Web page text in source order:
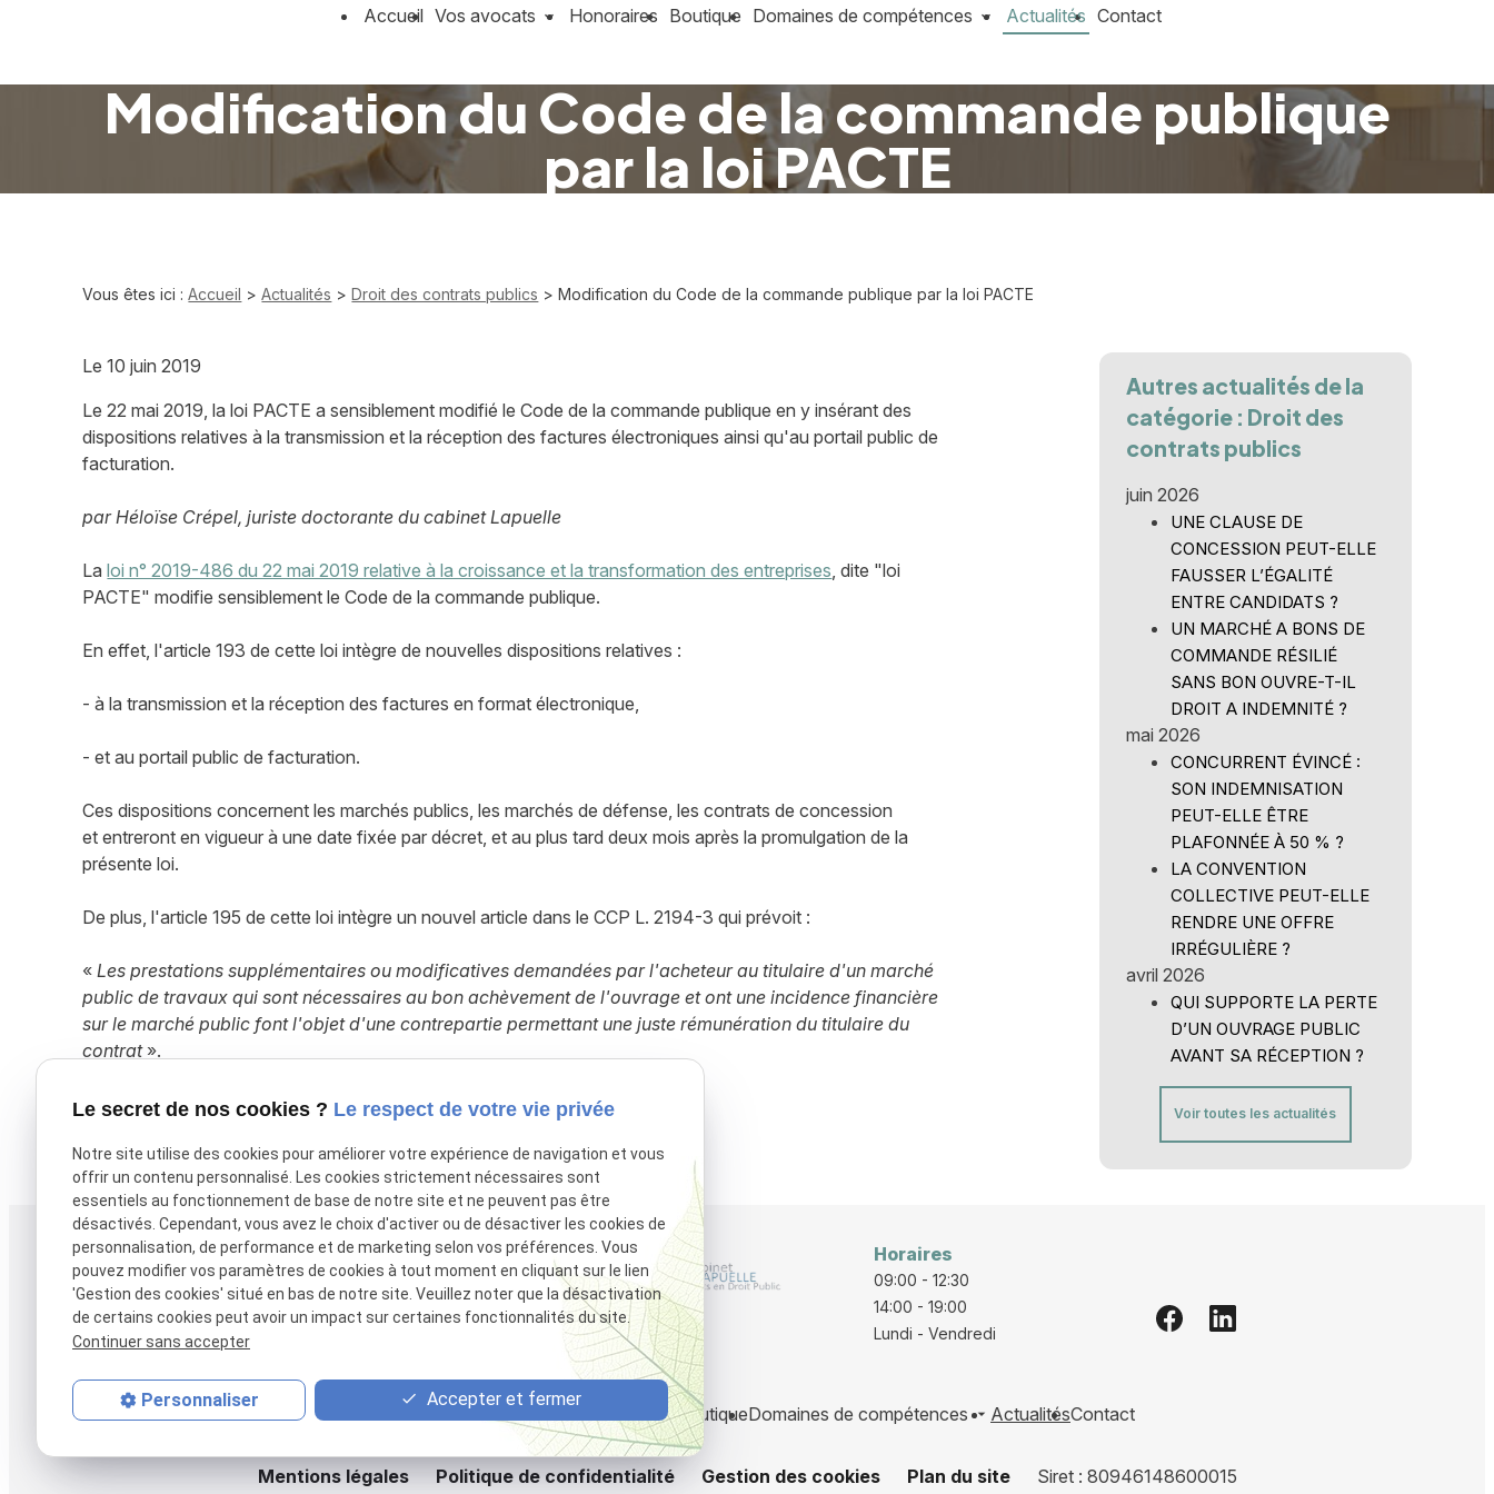
Accueil Vos avocats Honoraires Boutique Domaines de compétences Actualités Contact
Modification du Code de la commande publique
par la loi PACTE
Vous êtes ici : Accueil >Actualités >Droit des contrats publics > Modification du Code de la commande publique par la loi PACTE
Le10 juin 2019
Le 22 mai 2019, la loi PACTE a sensiblement modifié le Code de la commande publique en y insérant des
dispositions relatives à la transmission et la réception des factures électroniques ainsi qu'au portail public de
facturation.
par Héloïse Crépel, juriste doctorante du cabinet Lapuelle
Laloi n° 2019-486 du 22 mai 2019 relative à la croissance et la transformation des entreprises , dite "loi
PACTE" modifie sensiblement le Code de la commande publique.
En effet, l'article 193 de cette loi intègre de nouvelles dispositions relatives :
- à la transmission et la réception des factures en format électronique,
- et au portail public de facturation.
Ces dispositions concernent les marchés publics, les marchés de défense, les contrats de concession
et entreront en vigueur à une date fixée par décret, et au plus tard deux mois après la promulgation de la
présente loi.
De plus, l'article 195 de cette loi intègre un nouvel article dans le CCP L. 2194-3 qui prévoit :
« Les prestations supplémentaires ou modificatives demandées par l'acheteur au titulaire d'un marché
public de travaux qui sont nécessaires au bon achèvement de l'ouvrage et ont une incidence financière
sur le marché public font l'objet d'une contrepartie permettant une juste rémunération du titulaire du
contrat».
X (formerly Twitter) est désactivé. Autoriser Facebook est désactivé. Autoriser
Autres actualités de la
catégorie : Droit des
contrats publics
juin 2026
UNE CLAUSE DE
CONCESSION PEUT-ELLE
FAUSSER L’ÉGALITÉ
ENTRE CANDIDATS ?
UN MARCHÉ A BONS DE
COMMANDE RÉSILIÉ
SANS BON OUVRE-T-IL
DROIT A INDEMNITÉ ?
mai 2026
CONCURRENT ÉVINCÉ :
SON INDEMNISATION
PEUT-ELLE ÊTRE
PLAFONNÉE À 50 % ?
LA CONVENTION
COLLECTIVE PEUT-ELLE
RENDRE UNE OFFRE
IRRÉGULIÈRE ?
avril 2026
QUI SUPPORTE LA PERTE
D’UN OUVRAGE PUBLIC
AVANT SA RÉCEPTION ?
Voir toutes les actualités
Téléphone
05 61 38 27 17
Adresse
38 rue Alsace-Lorraine
31000 TOULOUSE
Horaires
09:00 - 12:30
14:00 - 19:00
Lundi - Vendredi
Vos avocats HonorairesBoutiqueDomaines de compétences ActualitésContact
Mentions légales Politique de confidentialité Gestion des cookies Plan du site Siret : 80946148600015
Le secret de nos cookies ? Le respect de votre vie privée
Notre site utilise des cookies pour améliorer votre expérience de navigation et vous
offrir un contenu personnalisé. Les cookies strictement nécessaires sont
essentiels au fonctionnement de base de notre site et ne peuvent pas être
désactivés. Cependant, vous avez le choix d'activer ou de désactiver les cookies de
personnalisation, de performance et de marketing selon vos préférences. Vous
pouvez modifier vos paramètres de cookies à tout moment en cliquant sur le lien
'Gestion des cookies' situé en bas de notre site. Veuillez noter que la désactivation
de certains cookies peut avoir un impact sur certaines fonctionnalités du site.
Continuer sans accepter
Personnaliser Accepter et fermer